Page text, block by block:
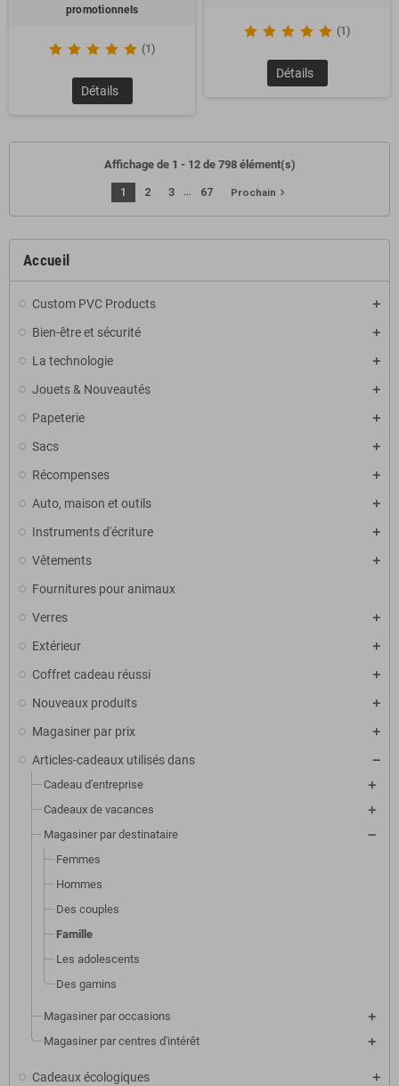
Accueil
Custom PVC Products
Bien-être et sécurité
La technologie
Jouets & Nouveautés
Papeterie
Sacs
Récompenses
Auto, maison et outils
Instruments d'écriture
Vêtements
Fournitures pour animaux
Verres
Extérieur
Coffret cadeau réussi
Nouveaux produits
Magasiner par prix
Articles-cadeaux utilisés dans
Cadeau d'entreprise
Cadeaux de vacances
Magasiner par destinataire
Femmes
Hommes
Des couples
Famille
Les adolescents
Des gamins
Magasiner par occasions
Magasiner par centres d'intérêt
Cadeaux écologiques
promotionnels
(1)
Détails
(1)
Détails
Affichage de 1 - 12 de 798 élément(s)
1 2 3 … 67 Prochain navigate_next